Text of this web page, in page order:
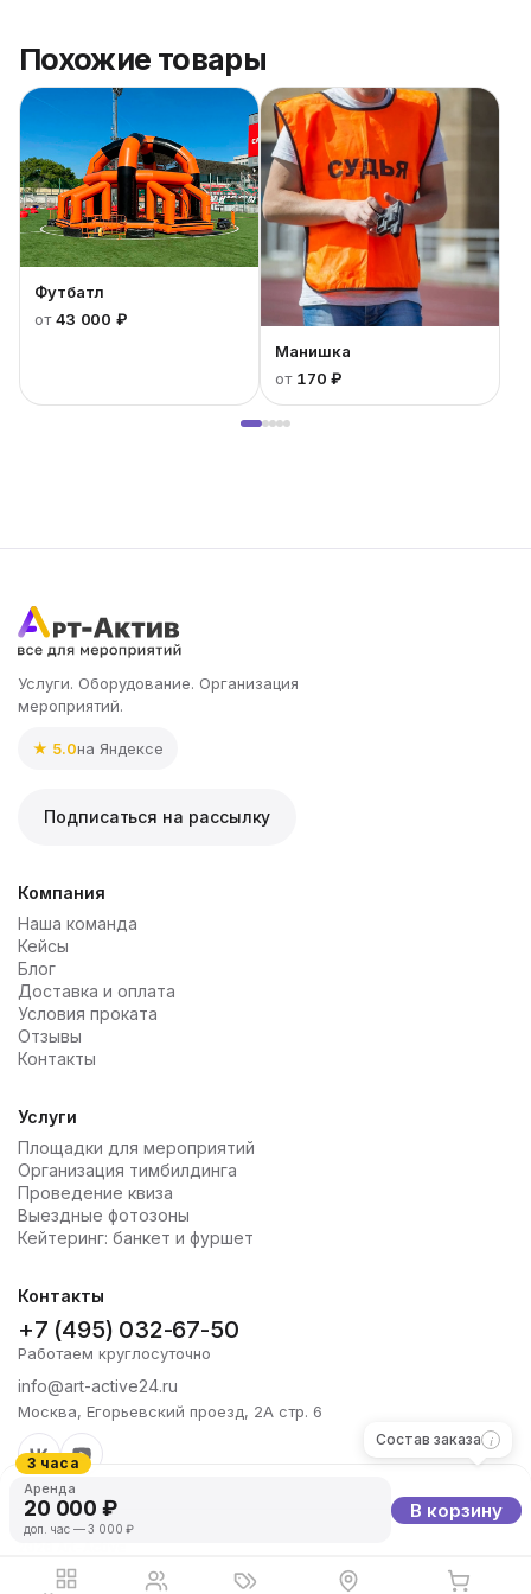
Состав заказа
3 часа
Аренда
20 000 ₽
доп. час — 3 000 ₽
В корзину
Похожие товары
Футбатл
от43 000 ₽
Манишка
от 170 ₽
Услуги. Оборудование. Организация
мероприятий.
★ 5.0на Яндексе
Подписаться на рассылку
Компания
Наша команда
Кейсы
Блог
Доставка и оплата
Условия проката
Отзывы
Контакты
Услуги
Площадки для мероприятий
Организация тимбилдинга
Проведение квиза
Выездные фотозоны
Кейтеринг: банкет и фуршет
Контакты
+7 (495) 032-67-50
Работаем круглосуточно
info@art-active24.ru
Москва, Егорьевский проезд, 2А стр. 6
Политика конфиденциальности